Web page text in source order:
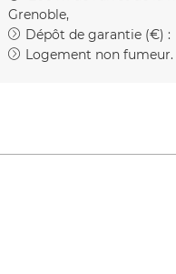
Grenoble
Dépôt de garantie (€) :
Logement non fumeur